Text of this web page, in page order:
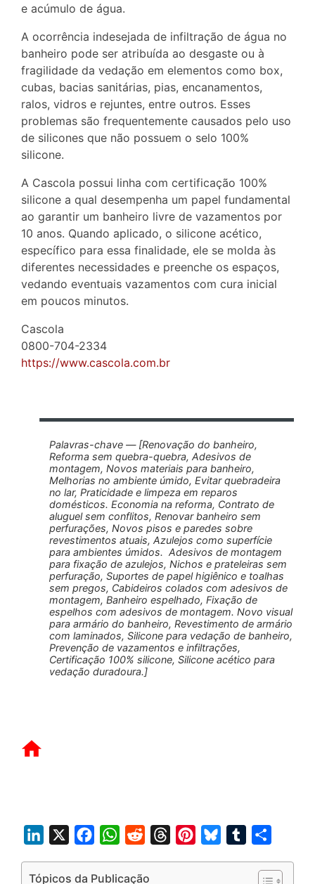
e acúmulo de água.
A ocorrência indesejada de infiltração de água no
banheiro pode ser atribuída ao desgaste ou à
fragilidade da vedação em elementos como box,
cubas, bacias sanitárias, pias, encanamentos,
ralos, vidros e rejuntes, entre outros. Esses
problemas são frequentemente causados pelo uso
de silicones que não possuem o selo 100%
silicone.
A Cascola possui linha com certificação 100%
silicone a qual desempenha um papel fundamental
ao garantir um banheiro livre de vazamentos por
10 anos. Quando aplicado, o silicone acético,
específico para essa finalidade, ele se molda às
diferentes necessidades e preenche os espaços,
vedando eventuais vazamentos com cura inicial
em poucos minutos.
Cascola
0800-704-2334
https://www.cascola.com.br
Palavras-chave — [Renovação do banheiro,
Reforma sem quebra-quebra, Adesivos de
montagem, Novos materiais para banheiro,
Melhorias no ambiente úmido, Evitar quebradeira
no lar, Praticidade e limpeza em reparos
domésticos. Economia na reforma, Contrato de
aluguel sem conflitos, Renovar banheiro sem
perfurações, Novos pisos e paredes sobre
revestimentos atuais, Azulejos como superfície
para ambientes úmidos. Adesivos de montagem
para fixação de azulejos, Nichos e prateleiras sem
perfuração, Suportes de papel higiênico e toalhas
sem pregos, Cabideiros colados com adesivos de
montagem, Banheiro espelhado, Fixação de
espelhos com adesivos de montagem. Novo visual
para armário do banheiro, Revestimento de armário
com laminados, Silicone para vedação de banheiro,
Prevenção de vazamentos e infiltrações,
Certificação 100% silicone, Silicone acético para
vedação duradoura.]
n
c
W
a
d
a
Tópicos da Publicação